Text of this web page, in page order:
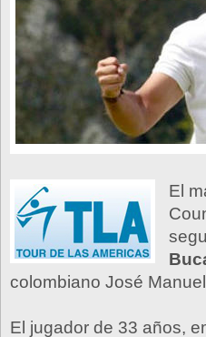
El
colombiano José
El jugador de 33 años,